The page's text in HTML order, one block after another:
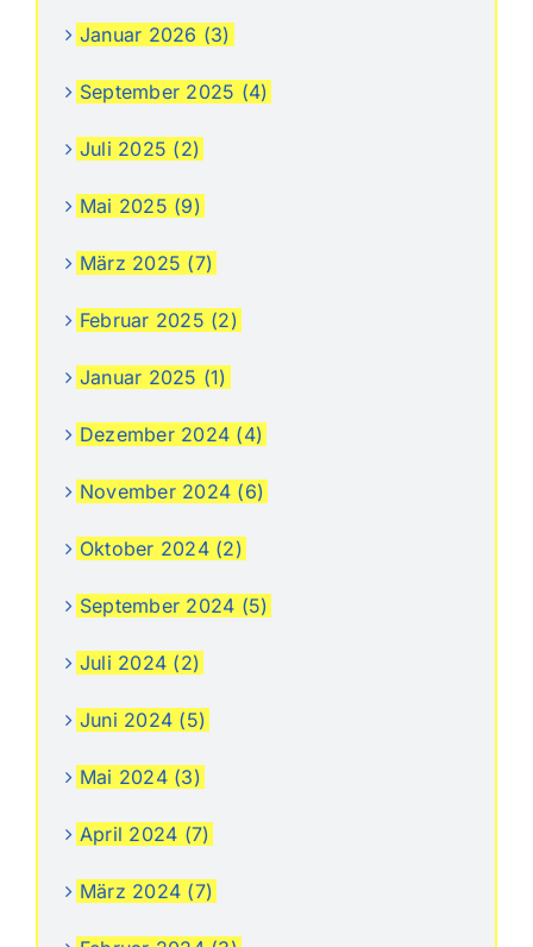
Januar 2026 (3)
September 2025 (4)
Juli 2025 (2)
Mai 2025 (9)
März 2025 (7)
Februar 2025 (2)
Januar 2025 (1)
Dezember 2024 (4)
November 2024 (6)
Oktober 2024 (2)
September 2024 (5)
Juli 2024 (2)
Juni 2024 (5)
Mai 2024 (3)
April 2024 (7)
März 2024 (7)